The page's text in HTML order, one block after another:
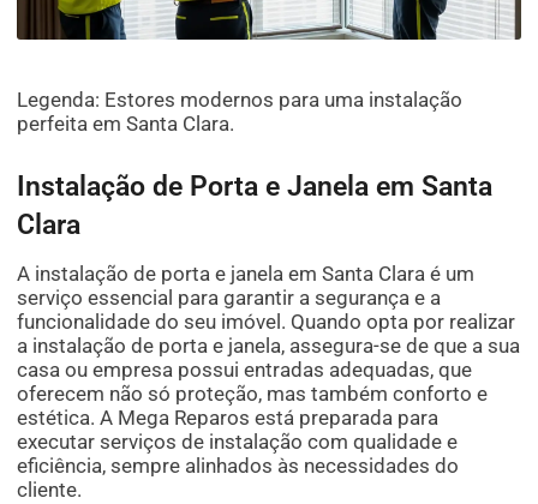
Legenda: Estores modernos para uma instalação
perfeita em Santa Clara.
Instalação de Porta e Janela em Santa
Clara
A instalação de porta e janela em Santa Clara é um
serviço essencial para garantir a segurança e a
funcionalidade do seu imóvel. Quando opta por realizar
a instalação de porta e janela, assegura-se de que a sua
casa ou empresa possui entradas adequadas, que
oferecem não só proteção, mas também conforto e
estética. A Mega Reparos está preparada para
executar serviços de instalação com qualidade e
eficiência, sempre alinhados às necessidades do
cliente.